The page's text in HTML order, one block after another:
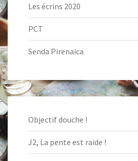
Les écrins 2020
PCT
Senda Pirenaica
Objectif douche !
J2, La pente est raide !